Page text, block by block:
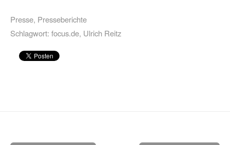
Presse, Presseberichte
Schlagwort: focus.de, Ulrich Reitz